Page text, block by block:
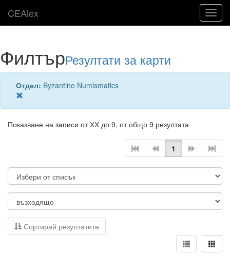
CEAlex
ФилтърРезултати за карти
Отдел: Byzantine Numismatics
Показване на записи от ХХ до 9, от общо 9 резултата
1
Сортирай резултатите